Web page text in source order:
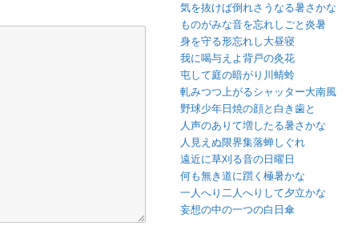
気を抜けば倒れさうなる暑さかな
ものがみな音を忘れしごと炎暑
身を守る形忘れし大昼寝
我に喝与えよ背戸の灸花
屯して庭の暗がり川蜻蛉
軋みつつ上がるシャッター大南風
野球少年日焼の顔と白き歯と
人声のありて増したる暑さかな
人見えぬ限界集落蝉しぐれ
遠近に草刈る音の日曜日
何も無き道に躓く極暑かな
一人へり二人へりして夕立かな
妄想の中の一つの白日傘